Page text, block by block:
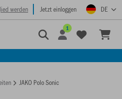
werden Jetzt einloggen DE
1
JAKO Polo Sonic